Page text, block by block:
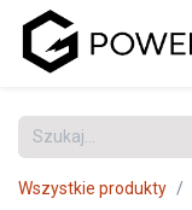
Przejdź do zawartości
Wszystkie produkty